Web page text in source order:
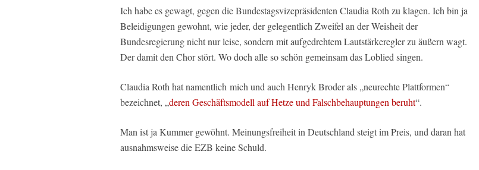
Ich habe es gewagt, gegen die Bundestagsvizepräsidenten Claudia Roth zu klagen. Ich bin ja
Beleidigungen gewohnt, wie jeder, der gelegentlich Zweifel an der Weisheit der
Bundesregierung nicht nur leise, sondern mit aufgedrehtem Lautstärkeregler zu äußern wagt.
Der damit den Chor stört. Wo doch alle so schön gemeinsam das Loblied singen.
Claudia Roth hatnamentlich mich und auch Henryk Broder als „neurechte Plattformen“
bezeichnet, „deren Geschäftsmodell auf Hetze und Falschbehauptungen beruht“.
Man ist ja Kummer gewöhnt. Meinungsfreiheit in Deutschland steigt im Preis, und daran hat
ausnahmsweise die EZB keine Schuld.